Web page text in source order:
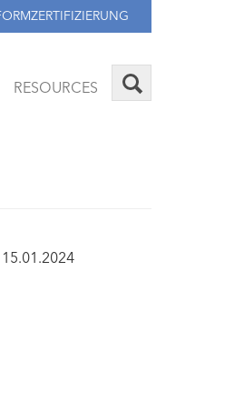
RESOURCES
15.01.2024